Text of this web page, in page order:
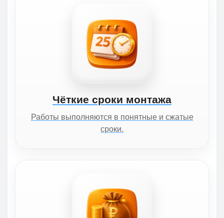
Чёткие сроки монтажа
Работы выполняются в понятные и сжатые
сроки.